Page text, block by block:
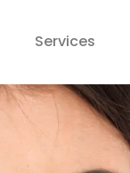
Services